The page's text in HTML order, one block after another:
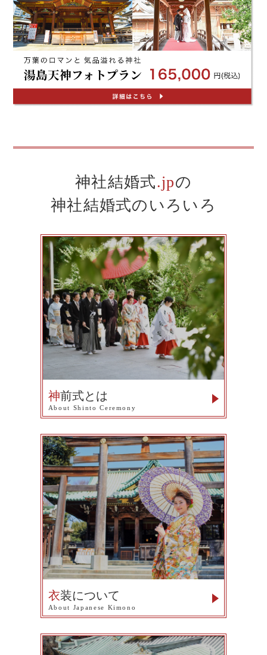
神社結婚式.jpの
神社結婚式のいろいろ
神前式とは
About Shinto Ceremony
衣装について
About Japanese Kimono